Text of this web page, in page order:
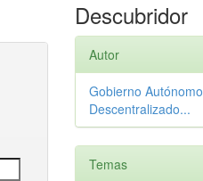
Descubridor
Autor
Gobierno Autónomo
Descentralizado...
Temas